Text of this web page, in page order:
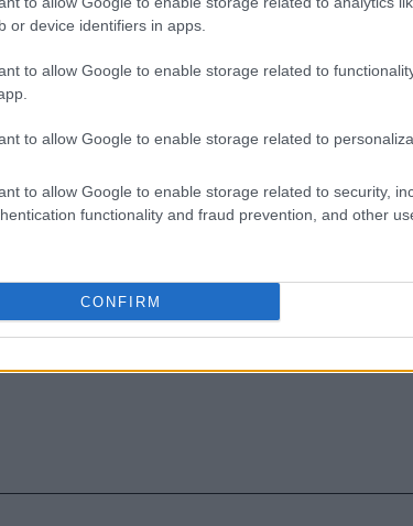
or device identifiers in apps.
to allow Google to enable storage related to
to allow Google to enable storage related to
to allow Google to enable storage related to security,
functionality and fraud prevention, and other
CONFIRM
τα ζώδια είναι συνήθως κολλημένα στη μαμά
χρειάζεται να καθαρίζεις κάθε εβδομάδα
τον τρόπο που ντύνεσαι